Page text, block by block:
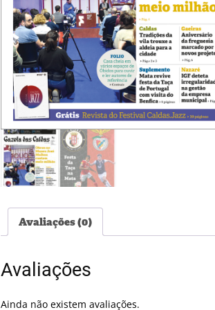
Avaliações (0)
Avaliações
Ainda não existem avaliações.